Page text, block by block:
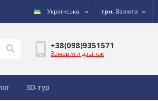
Українська грн. Валюта
+38(098)9351571
Замовити дзвінок
3D-тур